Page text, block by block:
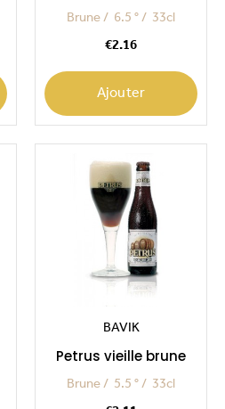
Brune 6.5 ° 33cl
€2.16
Ajouter
BAVIK
Petrus vieille brune
Brune 5.5 ° 33cl